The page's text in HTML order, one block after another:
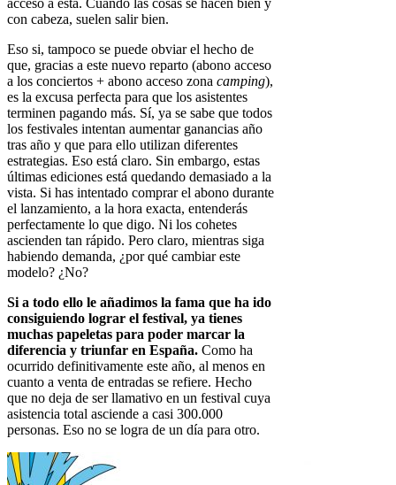
con cabeza, suelen salir bien.
Eso si, tampoco se puede obviar el hecho de
que, gracias a este nuevo reparto (abono acceso
a los conciertos + abono acceso zona camping),
es la excusa perfecta para que los asistentes
terminen pagando más. Sí, ya se sabe que todos
los festivales intentan aumentar ganancias año
tras año y que para ello utilizan diferentes
estrategias. Eso está claro. Sin embargo, estas
últimas ediciones está quedando demasiado a la
vista. Si has intentado comprar el abono durante
el lanzamiento, a la hora exacta, entenderás
perfectamente lo que digo. Ni los cohetes
ascienden tan rápido. Pero claro, mientras siga
habiendo demanda, ¿por qué cambiar este
modelo? ¿No?
Si a todo ello le añadimos la fama que ha ido
consiguiendo lograr el festival, ya tienes
muchas papeletas para poder marcar la
diferencia y triunfar en España. Como ha
ocurrido definitivamente este año, al menos en
cuanto a venta de entradas se refiere. Hecho
que no deja de ser llamativo en un festival cuya
asistencia total asciende a casi 300.000
personas. Eso no se logra de un día para otro.